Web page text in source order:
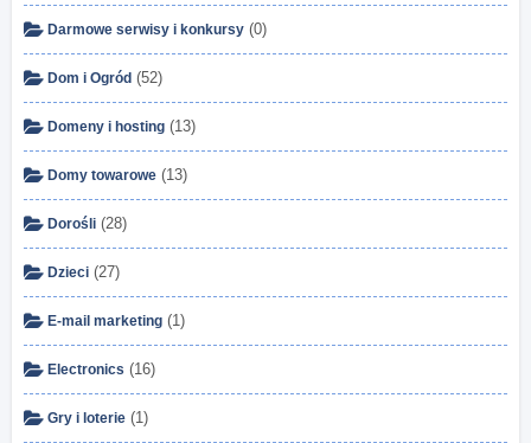
Darmowe serwisy i konkursy (0)
Dom i Ogród (52)
Domeny i hosting (13)
Domy towarowe (13)
Dorośli (28)
Dzieci (27)
E-mail marketing (1)
Electronics (16)
Gry i loterie (1)